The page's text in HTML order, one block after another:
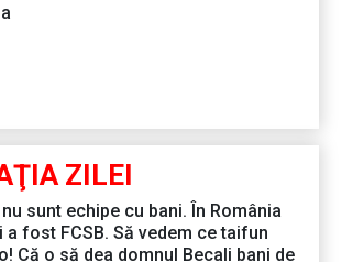
ZILEI
sunt echipe cu bani. În România
a fost FCSB. Să vedem ce taifun
Că o să dea domnul Becali bani de